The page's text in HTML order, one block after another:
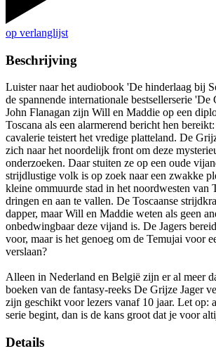
op verlanglijst
Beschrijving
Luister naar het audiobook 'De hinderlaag bij
de spannende internationale bestsellerserie 'De
John Flanagan zijn Will en Maddie op een
Toscana als een alarmerend bericht hen
cavalerie teistert het vredige platteland. De
zich naar het noordelijk front om deze
onderzoeken. Daar stuiten ze op een oude
strijdlustige volk is op zoek naar een zwakke
kleine ommuurde stad in het noordwesten van
dringen en aan te vallen. De Toscaanse
dapper, maar Will en Maddie weten als geen
onbedwingbaar deze vijand is. De Jagers
voor, maar is het genoeg om de Temujai voor
verslaan?
Alleen in Nederland en België zijn er al meer
boeken van de fantasy-reeks De Grijze Jager
zijn geschikt voor lezers vanaf 10 jaar. Let op:
serie begint, dan is de kans groot dat je voor
Details